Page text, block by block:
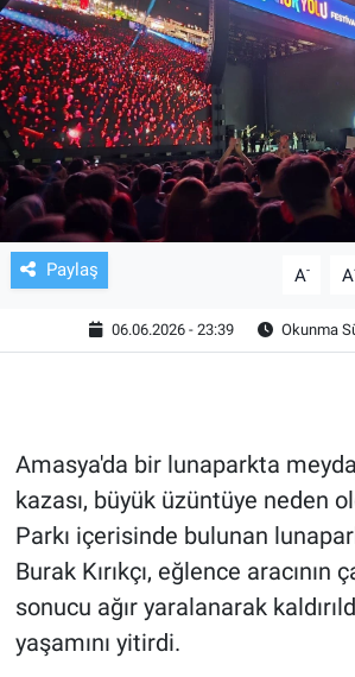
Paylaş A- A
06.06.2026 - 23:39 Okunma
Amasya'da bir lunaparkta
kazası, büyük üzüntüye neden
Parkı içerisinde bulunan
Burak Kırıkçı, eğlence aracının
sonucu ağır yaralanarak
yaşamını yitirdi.
BASKETBOL
SAĞLIK
GENEL
KÜLTÜR SANAT
ASAYİŞ
EKONOMİ
HABERDE İNSAN
POLİTİKA
SPOR